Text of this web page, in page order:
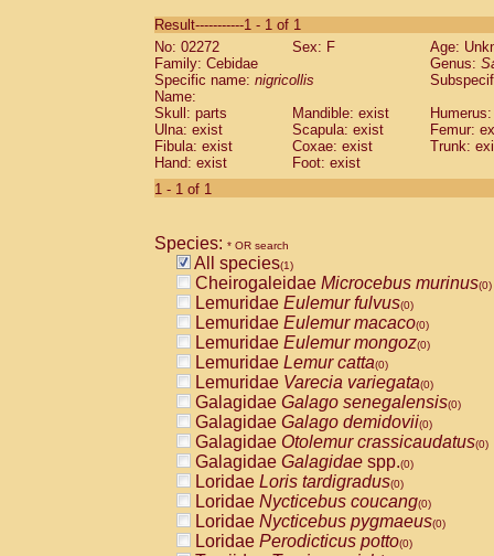
CebidaeSaguinus labiatus(0)
Cebidae Saguinus leucopus (0)
Cebidae
CebidaeSaguinus mystax
Cebidae Saguinus nigricollis (1)
Cebidae Saguinus oedipus
Cebidae Saguinus weddelli
Cebidae Saguinusspp.
Cebidae
CebidaeCebus capucinus
CebidaeCebus nigrivittatus
CebidaeCebus spp.(0)
CebidaeSaimiri boliviensis(0)
CebidaeSaimiri sciureus(0)
AtelidaeAlouatta caraya(0)
AtelidaeAlouatta fusca(0)
AtelidaeAlouatta seniculus(0)
AtelidaeAlouattaspp.(0)
AtelidaeAteles belzebuth(0)
AtelidaeAteles geoffroyi(0)
AtelidaeAteles paniscus(0)
AtelidaeAtelesspp.(0)
AtelidaeLagothrix lagothricha(0)
AtelidaeLagothrix lagothricha cana
PitheciidaeCacajao calvus
Result-----------1 - 1 of 1
No: 02272
Sex: F
Age:
Family: Cebidae
Genus:
Specific name: nigricollis
Name:
Skull: parts
Mandible: exist
Ulna: exist
Scapula: exist
Femur:
Fibula: exist
Coxae: exist
Trunk:
Hand: exist
Foot: exist
1 - 1 of 1
Species: * OR search
All species(1)
Cheirogaleidae Microcebus murinus(0)
Lemuridae Eulemur fulvus(0)
Lemuridae Eulemur macaco(0)
Lemuridae Eulemur mongoz(0)
Lemuridae Lemur catta(0)
Lemuridae Varecia variegata(0)
Galagidae Galago senegalensis(0)
Galagidae Galago demidovii(0)
Galagidae Otolemur crassicaudatus(0)
Galagidae Galagidae spp.(0)
Loridae Loris tardigradus(0)
Loridae Nycticebus coucang(0)
Loridae Nycticebus pygmaeus(0)
Loridae Perodicticus potto(0)